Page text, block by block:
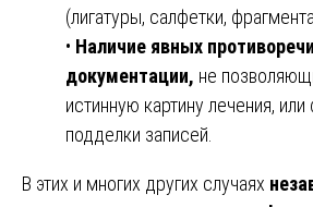
(лигатуры, салфетки,
• Наличие явных
документации, не
истинную картину лечения,
подделки записей.
В этих и многих других случаях